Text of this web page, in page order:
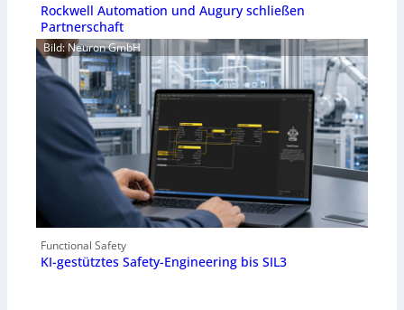
Rockwell Automation und Augury schließen
Partnerschaft
Bild: Neuron GmbH
Functional Safety
KI-gestütztes Safety-Engineering bis SIL3